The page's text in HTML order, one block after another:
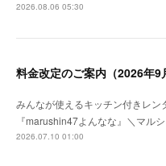
2026.08.06 05:30
料金改定のご案内（2026年9
みんなが使えるキッチン付きレン
『marushin47よんなな』＼マル
2026.07.10 01:00